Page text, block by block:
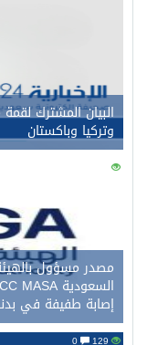
البيان المشترك
وتركيا وباكستان
140
مصدر مسؤول
إصابة طفيفة في